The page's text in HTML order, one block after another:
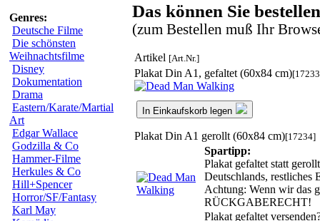
Genres:
Deutsche Filme
Die schönsten
Weihnachtsfilme
Disney
Dokumentation
Drama
Eastern/Karate/Martial
Art
Edgar Wallace
Godzilla & Co
Hammer-Filme
Herkules & Co
Hill+Spencer
Horror/SF/Fantasy
Karl May
Das können Sie
(zum Bestellen muß Ihr
Artikel [Art.Nr.]
Plakat Din A1, gefaltet (60x84 cm)
In Einkaufskorb legen
Plakat Din A1 gerollt (60x84 cm)[17234]
Spartipp:
Plakat gefaltet statt
Deutschlands, restliches
Achtung: Wenn wir das
RÜCKGABERECHT!
Plakat gefaltet